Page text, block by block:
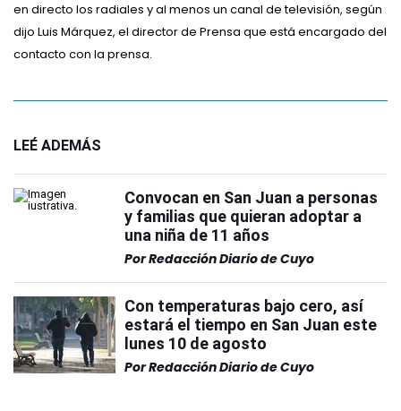
en directo los radiales y al menos un canal de televisión, según
dijo Luis Márquez, el director de Prensa que está encargado del
contacto con la prensa.
LEÉ ADEMÁS
Convocan en San Juan a personas
y familias que quieran adoptar a
una niña de 11 años
PorRedacción Diario de Cuyo
Con temperaturas bajo cero, así
estará el tiempo en San Juan este
lunes 10 de agosto
PorRedacción Diario de Cuyo